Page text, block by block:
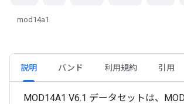
mod14a1
説明 バンド 利用規約 引用
MOD14A1 V6.1 データセットは、